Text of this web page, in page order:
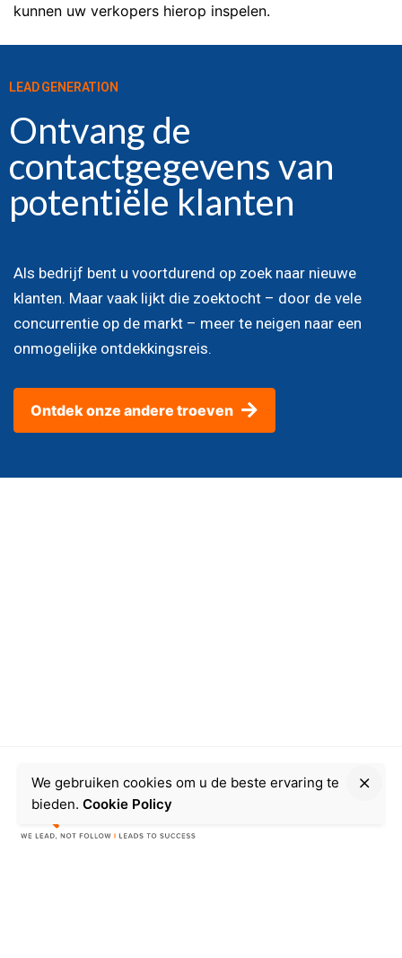
kunnen uw verkopers hierop inspelen.
LEAD GENERATION
Ontvang de
contactgegevens van
potentiële klanten
Als bedrijf bent u voortdurend op zoek naar nieuwe
klanten. Maar vaak lijkt die zoektocht – door de vele
concurrentie op de markt – meer te neigen naar een
onmogelijke ontdekkingsreis.
Ontdek onze andere troeven
We gebruiken cookies om u de beste ervaring te
bieden. Cookie Policy